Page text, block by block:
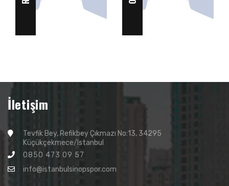
İletişim
Tevfik Bey, Refikbey Çıkmazı No:13, 34295
Küçükçekmece/Istanbul
0850 473 09 57
info@istanbulsinopspor.com